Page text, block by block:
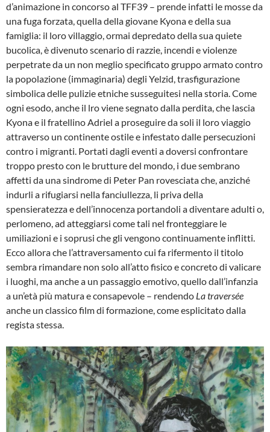
d’animazione in concorso al TFF39 – prende infatti le mosse da
una fuga forzata, quella della giovane Kyona e della sua
famiglia: il loro villaggio, ormai depredato della sua quiete
bucolica, è divenuto scenario di razzie, incendi e violenze
perpetrate da un non meglio specificato gruppo armato contro
la popolazione (immaginaria) degli Yelzid, trasfigurazione
simbolica delle pulizie etniche susseguitesi nella storia. Come
ogni esodo, anche il lro viene segnato dalla perdita, che lascia
Kyona e il fratellino Adriel a proseguire da soli il loro viaggio
attraverso un continente ostile e infestato dalle persecuzioni
contro i migranti. Portati dagli eventi a doversi confrontare
troppo presto con le brutture del mondo, i due sembrano
affetti da una sindrome di Peter Pan rovesciata che, anziché
indurli a rifugiarsi nella fanciullezza, li priva della
spensieratezza e dell’innocenza portandoli a diventare adulti o,
perlomeno, ad atteggiarsi come tali nel fronteggiare le
umiliazioni e i soprusi che gli vengono continuamente inflitti.
Ecco allora che l’attraversamento cui fa rifermento il titolo
sembra rimandare non solo all’atto fisico e concreto di valicare
i luoghi, ma anche a un passaggio emotivo, quello dall’infanzia
a un’età più matura e consapevole – rendendo La traversée
anche un classico film di formazione, come esplicitato dalla
regista stessa.